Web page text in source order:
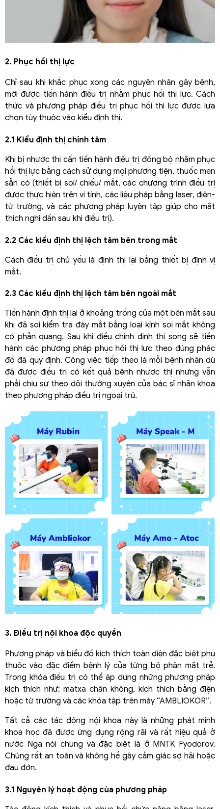
2. Phục hồi thị lực
Chỉ sau khi khắc phục xong các nguyên nhân gây bệnh,
mới được tiến hành điều trị nhằm phục hồi thị lực. Cách
thức và phương pháp điều trị phục hồi thị lực được lựa
chọn tùy thuộc vào kiểu định thị.
2.1 Kiểu định thị chính tâm
Khi bị nhược thị cấn tiến hành điều trị đồng bộ nhằm phục
hồi thị lực bằng cách sử dụng mọi phương tiện, thuốc men
sẵn có (thiết bị soi/ chiếu/ mắt, các chương trình điều trị
được thực hiện trên vi tính, các liệu pháp bằng laser, điện-
từ trường, và các phương pháp luyện tập giúp cho mắt
thích nghi dần sau khi điều trị).
2.2 Các kiểu định thị lệch tâm bên trong mắt
Cách điều trị chủ yếu là định thị lại bằng thiết bị định vị
mắt.
2.3 Các kiểu định thị lệch tâm bên ngoài mắt
Tiến hành định thị lại ở khoảng trống của một bên mắt sau
khi đã soi kiểm tra đáy mắt bằng loại kính soi mắt không
có phản quang. Sau khi điều chỉnh định thị song sẽ tiến
hành các phương pháp phục hồi thị lực theo đúng phác
đồ đã quy định. Công việc tiếp theo là mỗi bệnh nhân dù
đã được điều trị có kết quả bệnh nhược thị nhưng vẫn
phải chịu sự theo dõi thường xuyên của bác sĩ nhãn khoa
theo phương pháp điều trị ngoại trú.
3. Điều trị nội khoa độc quyền
Phương pháp và biểu đồ kích thích toàn diện đặc biệt phụ
thuộc vào đặc điểm bệnh lý của từng bộ phận mắt trẻ.
Trong khóa điều trị có thể áp dụng những phương pháp
kích thích như: matxa chân không, kích thích bằng điện
hoặc từ trường và các khóa tập trên máy “AMBLIOKOR”.
Tất cả các tác động nội khoa này là những phát minh
khoa học đã được ứng dụng rộng rãi và rất hiệu quả ở
nước Nga nói chung và đặc biệt là ở MNTK Fyodorov.
Chúng rất an toàn và không hề gây cảm giác sợ hãi hoặc
đau đớn.
3.1 Nguyên lý hoạt động của phương pháp